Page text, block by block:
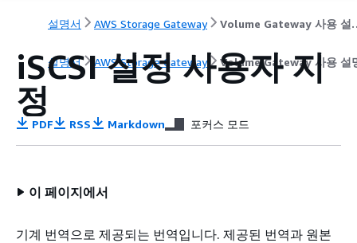
설명서 AWS Storage Gateway Volume
설명서 AWS Storage Gateway Volume Gateway 사용 설
iSCSI 설정 사용자 지
정
PDF RSS Markdown 포커스 모드
이 페이지에서
기계 번역으로 제공되는 번역입니다. 제공된 번역과 원본